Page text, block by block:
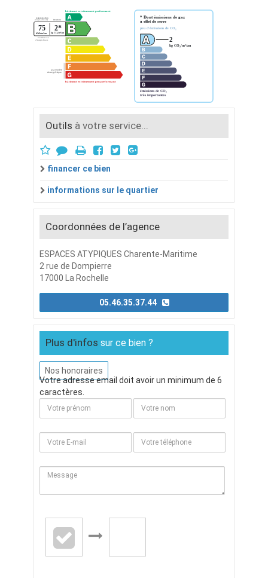
Outils à votre service...
financer ce bien
informations sur le quartier
Coordonnées de l’agence
ESPACES ATYPIQUES Charente-Maritime
2 rue de Dompierre
17000 La Rochelle
Plus d'infos sur ce bien ?
Nos honoraires
Votre adresse email doit avoir un minimum de 6
caractères.